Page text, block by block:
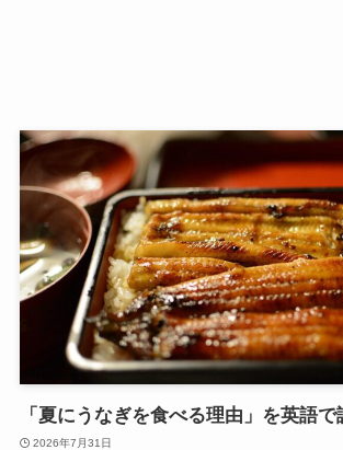
「夏にうなぎを食べる理由」を英語で
2026年7月31日